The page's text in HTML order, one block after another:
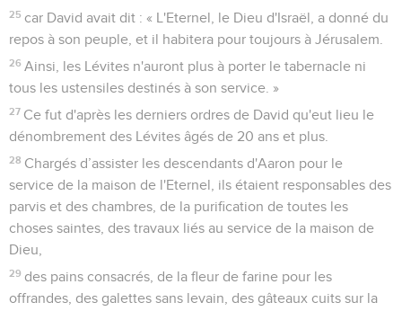
25 car David avait dit : « L'Eternel, le Dieu d'Israël, a donné du
repos à son peuple, et il habitera pour toujours à Jérusalem.
26 Ainsi, les Lévites n'auront plus à porter le tabernacle ni
tous les ustensiles destinés à son service. »
27 Ce fut d'après les derniers ordres de David qu'eut lieu le
dénombrement des Lévites âgés de 20 ans et plus.
28 Chargés d’assister les descendants d'Aaron pour le
service de la maison de l'Eternel, ils étaient responsables des
parvis et des chambres, de la purification de toutes les
choses saintes, des travaux liés au service de la maison de
Dieu,
29 des pains consacrés, de la fleur de farine pour les
offrandes, des galettes sans levain, des gâteaux cuits sur la